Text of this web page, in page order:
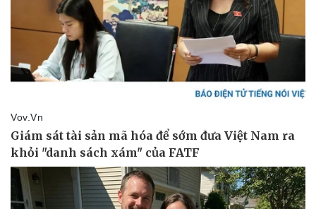
Thông tin doanh nghiệp
Doanh nghiệp 24h
Doanh nhân
Vì cộng đồng
Sành điệu
Tin Công nghệ
Trải nghiệm
Chuyển đổi số